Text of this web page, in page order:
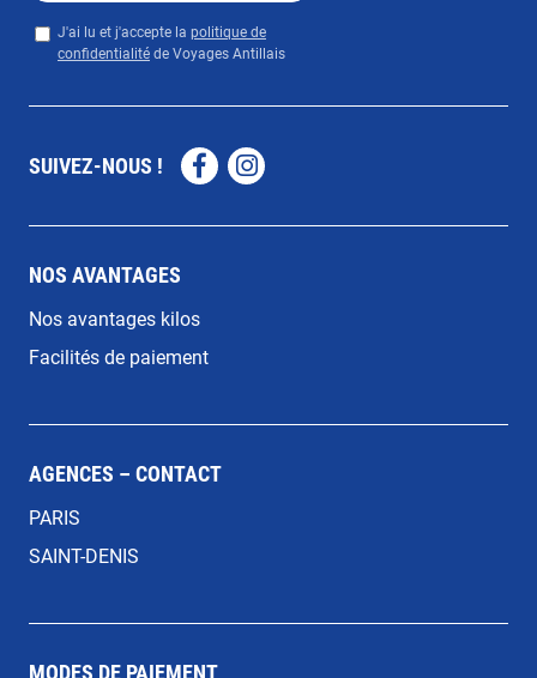
Privacy *
J'ai lu et j'accepte la politique de
confidentialitéde Voyages Antillais
SUIVEZ-NOUS !
NOS AVANTAGES
Nos avantages kilos
Facilités de paiement
AGENCES – CONTACT
PARIS
SAINT-DENIS
MODES DE PAIEMENT